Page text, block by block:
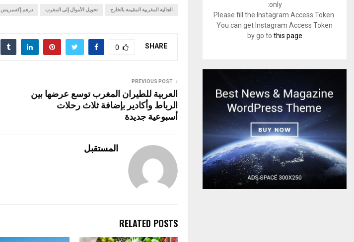
b
o
s
n
er
es
gr
m
o
o
e
الجالية المغربية المقيمة بالخارج تحويل الأموال إلى المغرب درهم إكسبريس
SHARE
0
PREVIOUS POST
العربية للطيران المغرب توسع عرضها بين
الرباط وأكادير بإضافة ثلاث رحلات
أسبوعية جديدة
المستقبل
RELATED POSTS
only:
Please fill the Instagram Access Token.
You can get Instagram Access Token
by go to this page